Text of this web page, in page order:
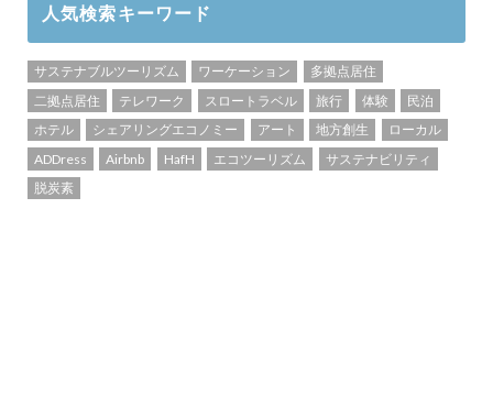
人気検索キーワード
サステナブルツーリズム ワーケーション
多拠点居住
二拠点居住
テレワーク スロートラベル 旅行 体験
民泊
ホテル
シェアリングエコノミー アート 地方創生
ローカル
ADDress
Airbnb HafH エコツーリズム
サステナビリティ
脱炭素